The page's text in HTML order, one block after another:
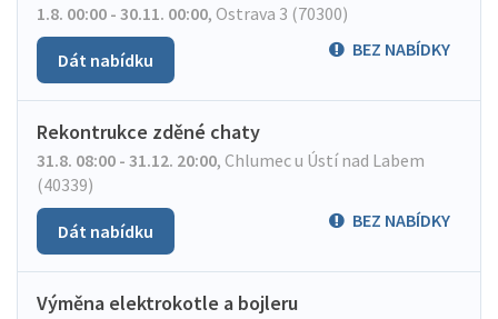
1.8. 00:00 - 30.11. 00:00, Ostrava 3 (70300)
BEZ NABÍDKY
Dát nabídku
Rekontrukce zděné chaty
31.8. 08:00 - 31.12. 20:00, Chlumec u Ústí nad Labem
(40339)
BEZ NABÍDKY
Dát nabídku
Výměna elektrokotle a bojleru